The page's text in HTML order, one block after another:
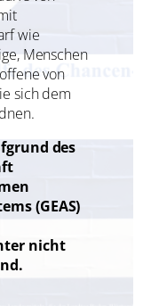
wie
Menschen
von
sich dem
des
(GEAS)
nicht